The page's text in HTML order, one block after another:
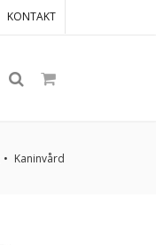
KONTAKT
Kaninvård